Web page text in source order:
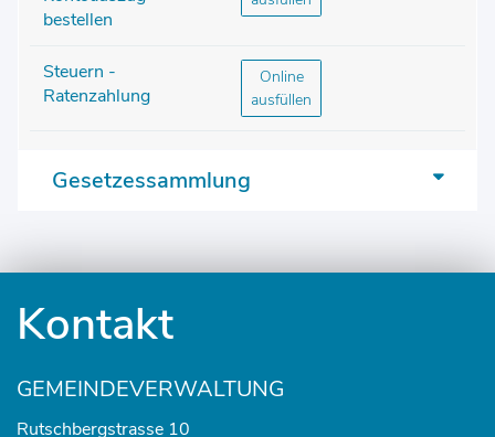
bestellen
Steuern -
Ratenzahlung
Steuern - Ratenzahlung
Online
ausfüllen
Gesetzessammlung
Kontakt
GEMEINDEVERWALTUNG
Rutschbergstrasse 10